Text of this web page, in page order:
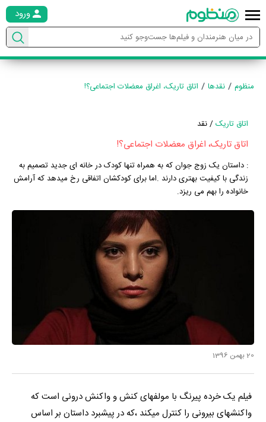
ورود
منظوم نقدها اتاق تاریک، اغراق معضلات اجتماعی؟!
اتاق تاریک/ نقد
اتاق تاریک، اغراق معضلات اجتماعی؟!
: داستان یک زوج جوان که به همراه تنها کودک در خانه ای جدید تصمیم به
زندگی با کیفیت بهتری دارند .اما برای کودکشان اتفاقی رخ میدهد که آرامش
خانواده را بهم می ریزد.
20 بهمن 1396
فیلم یک خرده پیرنگ با مولفهای کنش و واکنش درونی است که
واکنشهای بیرونی را کنترل میکند ،که در پیشبرد داستان بر اساس